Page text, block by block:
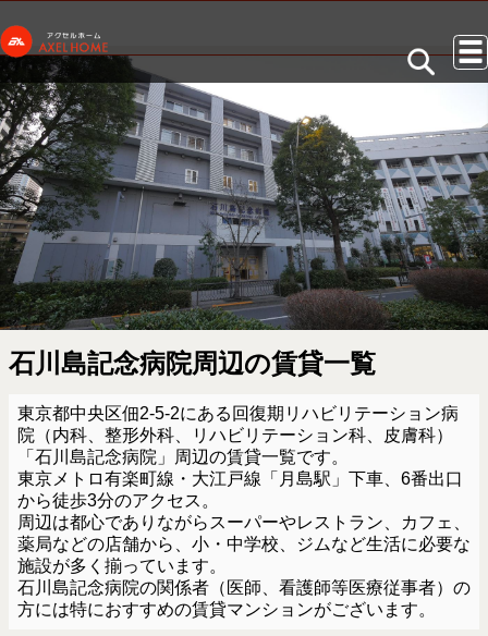
石川島記念病院周辺の賃貸一覧
東京都中央区佃2-5-2にある回復期リハビリテーション病
院（内科、整形外科、リハビリテーション科、皮膚科）
「石川島記念病院」周辺の賃貸一覧です。
東京メトロ有楽町線・大江戸線「月島駅」下車、6番出口
から徒歩3分のアクセス。
周辺は都心でありながらスーパーやレストラン、カフェ、
薬局などの店舗から、小・中学校、ジムなど生活に必要な
施設が多く揃っています。
石川島記念病院の関係者（医師、看護師等医療従事者）の
方には特におすすめの賃貸マンションがございます。